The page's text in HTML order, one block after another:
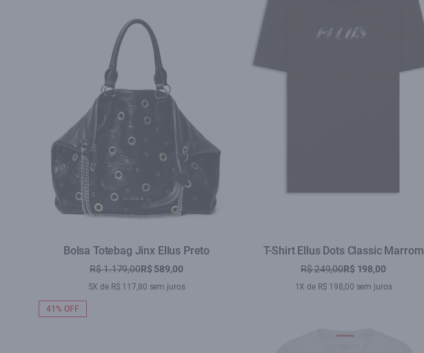
Bolsa Totebag Jinx Ellus Preto
R$ 1.179,00R$ 589,00
5X de R$ 117,80 sem juros
T-Shirt Ellus Dots Classic Marrom
R$ 249,00R$ 198,00
1X de R$ 198,00 sem juros
41% OFF